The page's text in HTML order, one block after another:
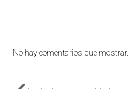
No hay comentarios que mostrar.